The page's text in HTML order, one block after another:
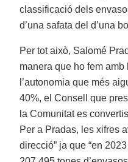
classificació dels
d’una safata del d’una
Per tot això, Salomé
manera que ho fem amb
l’autonomia que més
40%, el Consell que
la Comunitat es
Per a Pradas, les xifres
direcció” ja que “en